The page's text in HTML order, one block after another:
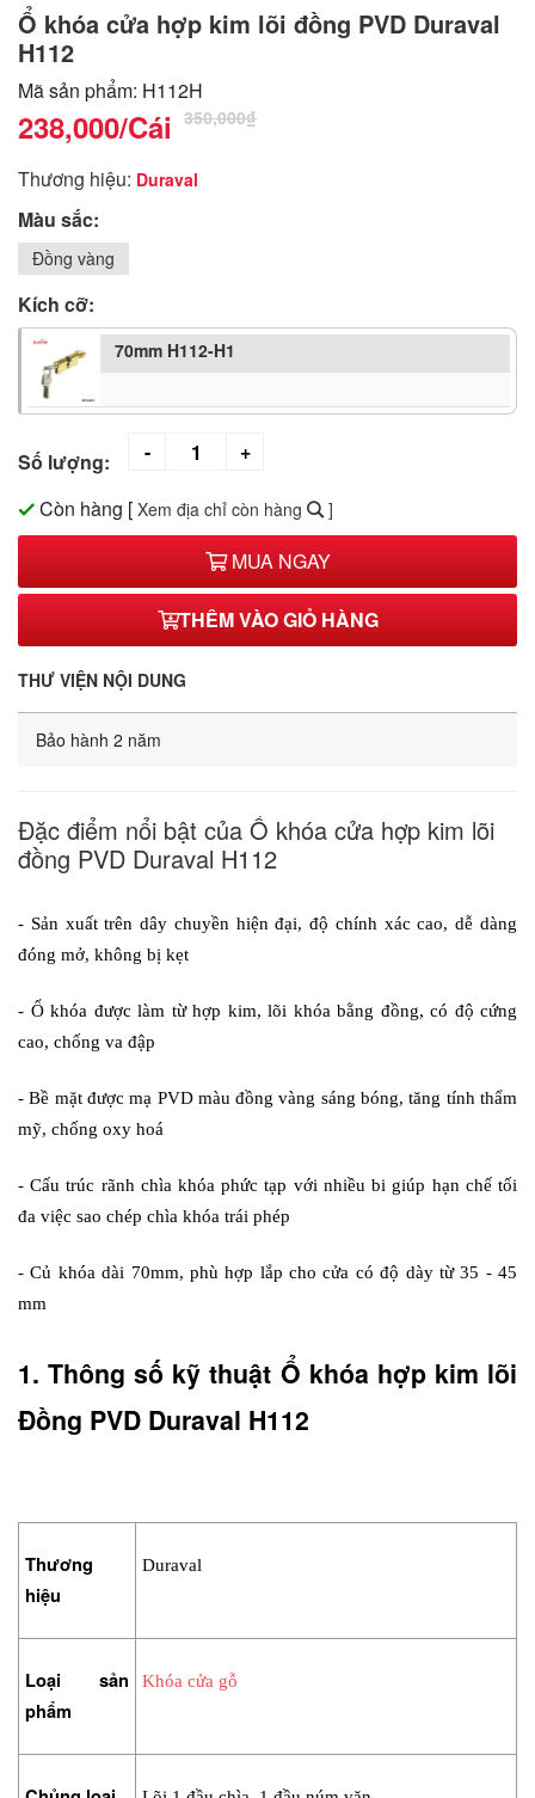
Ổ khóa cửa hợp kim lõi đồng PVD Duraval
H112
Mã sản phẩm: H112H
238,000/Cái 350,000₫
Thương hiệu: Duraval
Màu sắc:
Đồng vàng
Kích cỡ:
70mm H112-H1
Số lượng:
Còn hàng [ Xem địa chỉ còn hàng ]
MUA NGAY
THÊM VÀO GIỎ HÀNG
THƯ VIỆN NỘI DUNG
Bảo hành 2 năm
Đặc điểm nổi bật của Ổ khóa cửa hợp kim lõi
đồng PVD Duraval H112
- Sản xuất trên dây chuyền hiện đại, độ chính xác cao, dễ dàng
đóng mở, không bị kẹt
- Ổ khóa được làm từ hợp kim, lõi khóa bằng đồng, có độ cứng
cao, chống va đập
- Bề mặt được mạ PVD màu đồng vàng sáng bóng, tăng tính thẩm
mỹ, chống oxy hoá
- Cấu trúc rãnh chìa khóa phức tạp với nhiều bi giúp hạn chế tối
đa việc sao chép chìa khóa trái phép
- Củ khóa dài 70mm, phù hợp lắp cho cửa có độ dày từ 35 - 45
mm
1. Thông số kỹ thuật Ổ khóa hợp kim lõi
Đồng PVD Duraval H112
Thương
hiệu
Duraval
Loại sản
phẩm
Khóa cửa gỗ